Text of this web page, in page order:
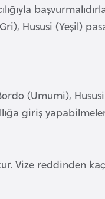
Hususi (Yeşil)
(Umumi),
giriş
Vize reddinden